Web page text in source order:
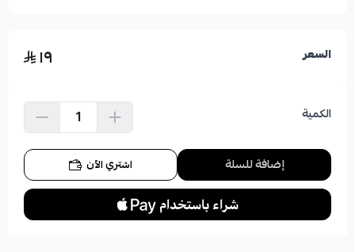
السعر ١٩
الكمية
إضافة للسلة اشتري الآن